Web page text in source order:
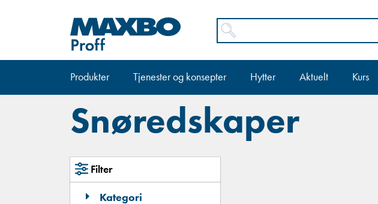
Produkter Tjenester og konsepter Hytter Aktuelt Kurs
Snøredskaper
Filter
Kategori